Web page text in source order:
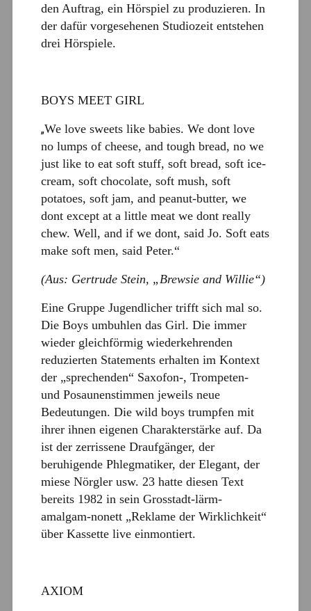
den Auftrag, ein Hörspiel zu produzieren. In
der dafür vorgesehenen Studiozeit entstehen
drei Hörspiele.
BOYS MEET GIRL
„We love sweets like babies. We dont love
no lumps of cheese, and tough bread, no we
just like to eat soft stuff, soft bread, soft ice-
cream, soft chocolate, soft mush, soft
potatoes, soft jam, and peanut-butter, we
dont except at a little meat we dont really
chew. Well, and if we dont, said Jo. Soft eats
make soft men, said Peter.“
(Aus: Gertrude Stein, „Brewsie and Willie“)
Eine Gruppe Jugendlicher trifft sich mal so.
Die Boys umbuhlen das Girl. Die immer
wieder gleichförmig wiederkehrenden
reduzierten Statements erhalten im Kontext
der „sprechenden“ Saxofon-, Trompeten-
und Posaunenstimmen jeweils neue
Bedeutungen. Die wild boys trumpfen mit
ihrer ihnen eigenen Charakterstärke auf. Da
ist der zerrissene Draufgänger, der
beruhigende Phlegmatiker, der Elegant, der
miese Nörgler usw. 23 hatte diesen Text
bereits 1982 in sein Grosstadt-lärm-
amalgam-nonett „Reklame der Wirklichkeit“
über Kassette live einmontiert.
AXIOM